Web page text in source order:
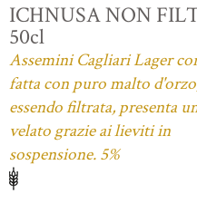
ICHNUSA NON
50cl
Assemini Cagliari Lager
fatta con puro malto
essendo filtrata, presenta
velato grazie ai lieviti in
sospensione. 5%